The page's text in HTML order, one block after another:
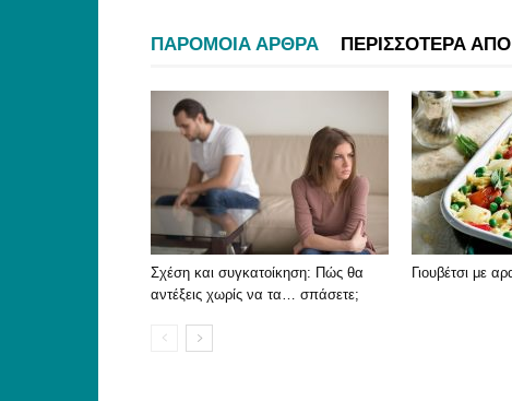
ΠΑΡΟΜΟΙΑ ΑΡΘΡΑ ΠΕΡΙΣΣΟΤΕΡΑ
Σχέση και συγκατοίκηση: Πώς θα
αντέξεις χωρίς να τα… σπάσετε;
Γιουβέτσι με